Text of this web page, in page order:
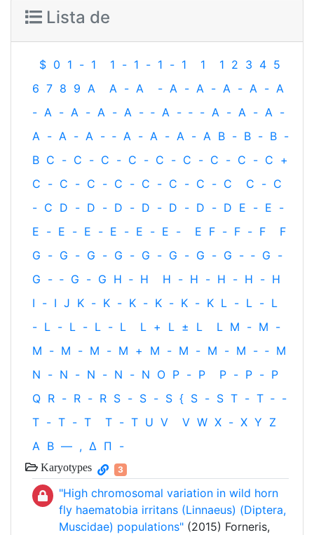
Lista de
$ 0 1 - 1 1 - 1 - 1 - 1 1 1 2 3 4 5
6 7 8 9 A A - A - A - A - A - A - A
- A - A - A - A - ‐ A - ‐ - A - A - A -
A - A - A - ‐ A - A - A - A B - B - B -
B C - C - C - C - C - C - C - C - C +
C - C - C - C - C - C - C - C C - C
- C D - D - D - D - D - D - D E - E -
E - E - E - E - E - E - E F - F - F
F
G - G - G - G - G - G - G - G - ‐ G -
G - ‐ G - G H ‐ H H - H - H - H - H
I - I J K - K - K - K - K - K L - L - L
- L - L - L - L L + L ± L L M - M -
M - M - M - M + M - M - M - M - ‐ M
N - N - N - N - N O P - P P - P - P
Q R - R - R S - S - S { S - S T - T ‐ -
T - T - T T - T U V V W X - X Y Z
Α Β — , Δ Π -
Karyotypes 3
"High chromosomal variation in wild horn
fly haematobia irritans (Linnaeus) (Diptera,
Muscidae) populations" (2015) Forneris,